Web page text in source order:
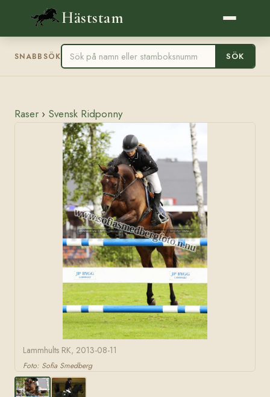
Häststam
SNABBSÖK SÖK
Raser › Svensk Ridponny
Lammhults RK, 2013-08-11
Foto: Sofia Smedberg